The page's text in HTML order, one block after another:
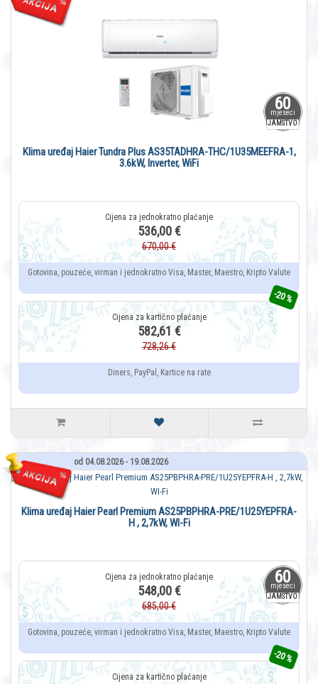
60
mjeseci
JAMSTVO
Klima uređaj Haier Tundra Plus AS35TADHRA-THC/1U35MEEFRA-1,
3.6kW, Inverter, WiFi
536,00 €
670,00 €
Gotovina, pouzeće, virman i jednokratno Visa, Master, Maestro, Kripto Valute
-20 %
582,61 €
728,26 €
Diners, PayPal, Kartice na rate
od 04.08.2026 - 19.08.2026
60
mjeseci
JAMSTVO
Klima uređaj Haier Pearl Premium AS25PBPHRA-PRE/1U25YEPFRA-
H , 2,7kW, WI-Fi
548,00 €
685,00 €
Gotovina, pouzeće, virman i jednokratno Visa, Master, Maestro, Kripto Valute
-20 %